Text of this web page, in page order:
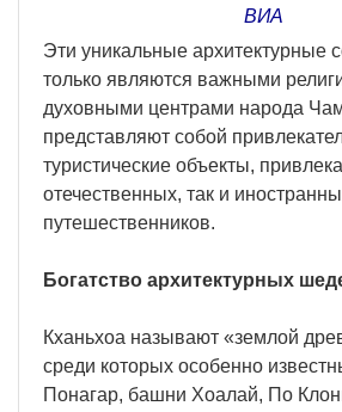
ВИА
Эти уникальные архитектурные
только являются важными
духовными центрами народа
представляют собой
туристические объекты,
отечественных, так и
путешественников.
Богатство архитектурных
Кханьхоа называют «землой
среди которых особенно
Понагар, башни Хоалай, По